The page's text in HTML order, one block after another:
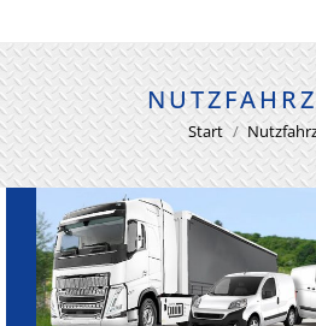
Sie befinden
Start